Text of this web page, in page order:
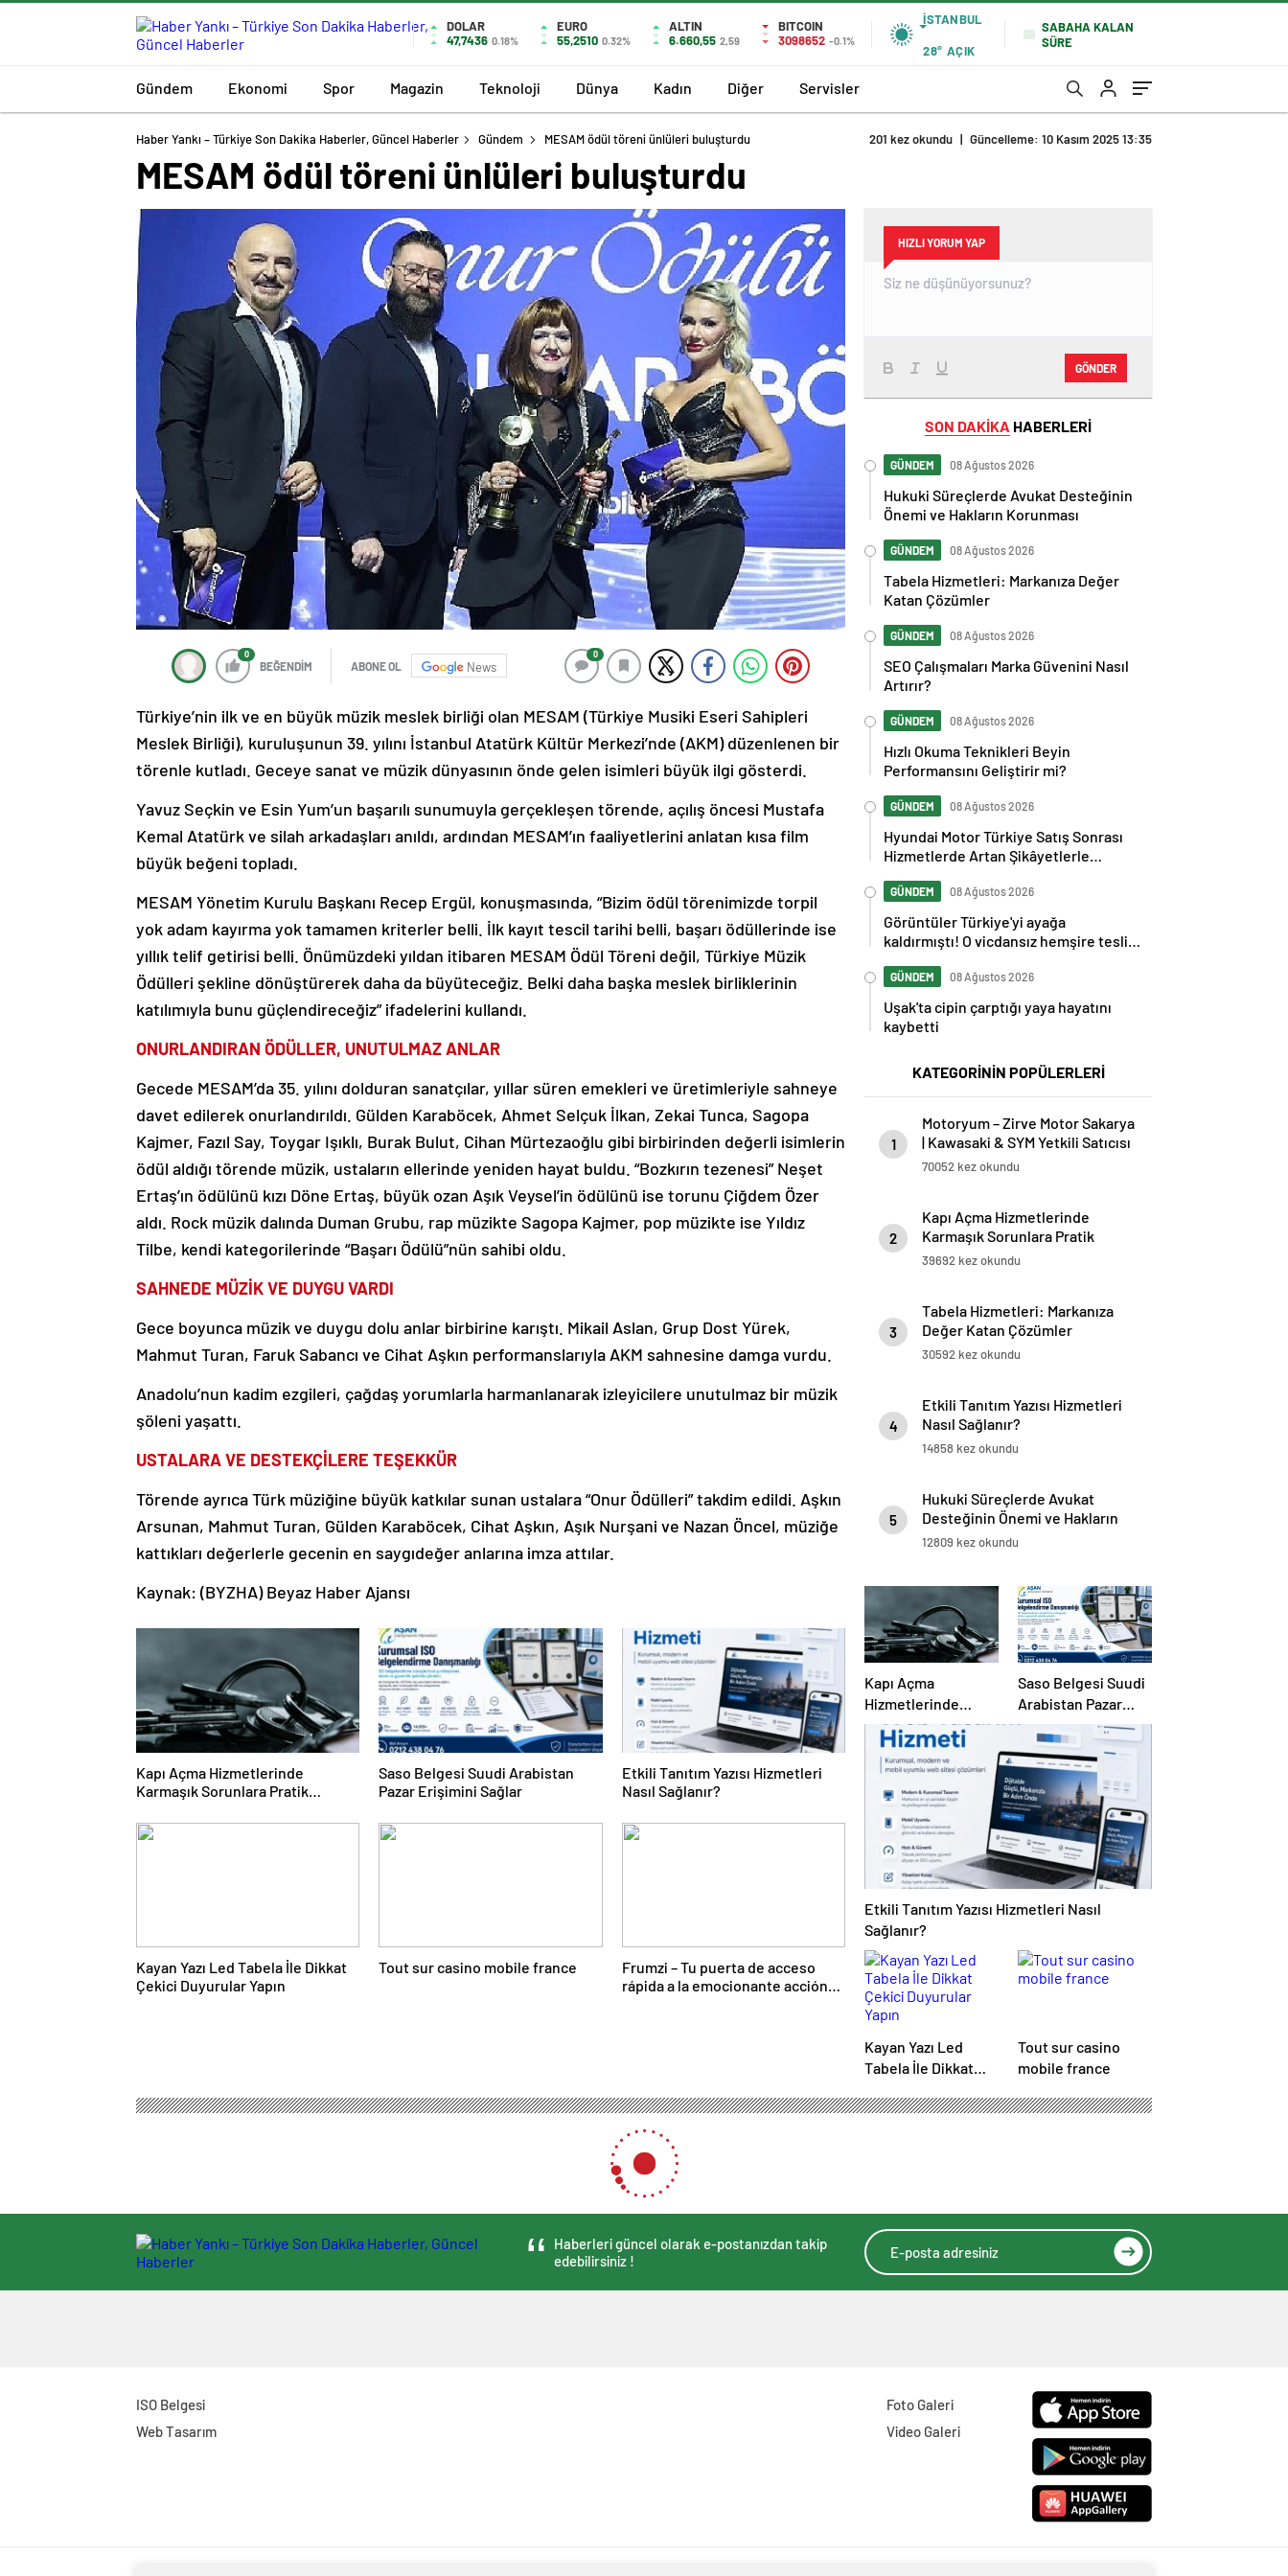
DOLAR
47,7436 0.18%
EURO
55,2510 0.32%
ALTIN
6.660,55 2,59
BITCOIN
3098652 -0.1%
İSTANBUL
28° AÇIK
SABAHA KALAN
SÜRE
Gündem Ekonomi Spor Magazin Teknoloji Dünya Kadın Diğer Servisler
Haber Yankı – Türkiye Son Dakika Haberler, Güncel Haberler Gündem MESAM ödül töreni ünlüleri buluşturdu 201 kez okundu | Güncelleme: 10 Kasım 2025 13:35
MESAM ödül töreni ünlüleri buluşturdu
0
BEĞENDİM ABONE OL News
0
Türkiye’nin ilk ve en büyük müzik meslek birliği olan MESAM (Türkiye Musiki Eseri Sahipleri
Meslek Birliği), kuruluşunun 39. yılını İstanbul Atatürk Kültür Merkezi’nde (AKM) düzenlenen bir
törenle kutladı. Geceye sanat ve müzik dünyasının önde gelen isimleri büyük ilgi gösterdi.
Yavuz Seçkin ve Esin Yum’un başarılı sunumuyla gerçekleşen törende, açılış öncesi Mustafa
Kemal Atatürk ve silah arkadaşları anıldı, ardından MESAM’ın faaliyetlerini anlatan kısa film
büyük beğeni topladı.
MESAM Yönetim Kurulu Başkanı Recep Ergül, konuşmasında, “Bizim ödül törenimizde torpil
yok adam kayırma yok tamamen kriterler belli. İlk kayıt tescil tarihi belli, başarı ödüllerinde ise
yıllık telif getirisi belli. Önümüzdeki yıldan itibaren MESAM Ödül Töreni değil, Türkiye Müzik
Ödülleri şekline dönüştürerek daha da büyüteceğiz. Belki daha başka meslek birliklerinin
katılımıyla bunu güçlendireceğiz” ifadelerini kullandı.
ONURLANDIRAN ÖDÜLLER, UNUTULMAZ ANLAR
Gecede MESAM’da 35. yılını dolduran sanatçılar, yıllar süren emekleri ve üretimleriyle sahneye
davet edilerek onurlandırıldı. Gülden Karaböcek, Ahmet Selçuk İlkan, Zekai Tunca, Sagopa
Kajmer, Fazıl Say, Toygar Işıklı, Burak Bulut, Cihan Mürtezaoğlu gibi birbirinden değerli isimlerin
ödül aldığı törende müzik, ustaların ellerinde yeniden hayat buldu. “Bozkırın tezenesi” Neşet
Ertaş’ın ödülünü kızı Döne Ertaş, büyük ozan Aşık Veysel’in ödülünü ise torunu Çiğdem Özer
aldı. Rock müzik dalında Duman Grubu, rap müzikte Sagopa Kajmer, pop müzikte ise Yıldız
Tilbe, kendi kategorilerinde “Başarı Ödülü”nün sahibi oldu.
SAHNEDE MÜZİK VE DUYGU VARDI
Gece boyunca müzik ve duygu dolu anlar birbirine karıştı. Mikail Aslan, Grup Dost Yürek,
Mahmut Turan, Faruk Sabancı ve Cihat Aşkın performanslarıyla AKM sahnesine damga vurdu.
Anadolu’nun kadim ezgileri, çağdaş yorumlarla harmanlanarak izleyicilere unutulmaz bir müzik
şöleni yaşattı.
USTALARA VE DESTEKÇİLERE TEŞEKKÜR
Törende ayrıca Türk müziğine büyük katkılar sunan ustalara “Onur Ödülleri” takdim edildi. Aşkın
Arsunan, Mahmut Turan, Gülden Karaböcek, Cihat Aşkın, Aşık Nurşani ve Nazan Öncel, müziğe
kattıkları değerlerle gecenin en saygıdeğer anlarına imza attılar.
Kaynak: (BYZHA) Beyaz Haber Ajansı
Kapı Açma Hizmetlerinde
Karmaşık Sorunlara Pratik
Saso Belgesi Suudi Arabistan
Pazar Erişimini Sağlar
Etkili Tanıtım Yazısı Hizmetleri
Nasıl Sağlanır?
Kayan Yazı Led Tabela İle Dikkat
Çekici Duyurular Yapın
Tout sur casino mobile france
Frumzi – Tu puerta de acceso
rápida a la emocionante acción
HIZLI YORUM YAP
GÖNDER
SON DAKİKA HABERLERİ
GÜNDEM 08 Ağustos 2026
Hukuki Süreçlerde Avukat Desteğinin
Önemi ve Hakların Korunması
GÜNDEM 08 Ağustos 2026
Tabela Hizmetleri: Markanıza Değer
Katan Çözümler
GÜNDEM 08 Ağustos 2026
SEO Çalışmaları Marka Güvenini Nasıl
Artırır?
GÜNDEM 08 Ağustos 2026
Hızlı Okuma Teknikleri Beyin
Performansını Geliştirir mi?
GÜNDEM 08 Ağustos 2026
Hyundai Motor Türkiye Satış Sonrası
Hizmetlerde Artan Şikâyetlerle
GÜNDEM 08 Ağustos 2026
Görüntüler Türkiye'yi ayağa
kaldırmıştı! O vicdansız hemşire teslim
GÜNDEM 08 Ağustos 2026
Uşak'ta cipin çarptığı yaya hayatını
kaybetti
KATEGORİNİN POPÜLERLERİ
1
Motoryum – Zirve Motor Sakarya
| Kawasaki & SYM Yetkili Satıcısı
ve Servisi
70052 kez okundu
2
Kapı Açma Hizmetlerinde
Karmaşık Sorunlara Pratik
Çözümler
39692 kez okundu
3
Tabela Hizmetleri: Markanıza
Değer Katan Çözümler
30592 kez okundu
4
Etkili Tanıtım Yazısı Hizmetleri
Nasıl Sağlanır?
14858 kez okundu
5
Hukuki Süreçlerde Avukat
Desteğinin Önemi ve Hakların
Korunması
12809 kez okundu
Kapı Açma
Hizmetlerinde
Karmaşık Sorunlara
Pratik Çözümler
Saso Belgesi Suudi
Arabistan Pazar
Erişimini Sağlar
Etkili Tanıtım Yazısı Hizmetleri Nasıl
Sağlanır?
Kayan Yazı Led
Tabela İle Dikkat
Yapın
Tout sur casino
mobile france
Haberleri güncel olarak e-postanızdan takip
edebilirsiniz !
ISO Belgesi
Web Tasarım
Foto Galeri
Video Galeri